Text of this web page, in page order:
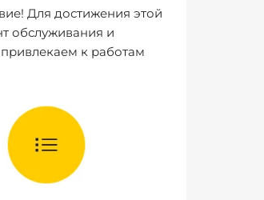
Для достижения этой
обслуживания и
к работам